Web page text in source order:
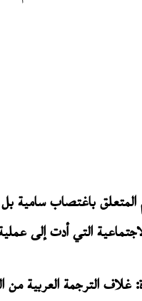
المتعلق باغتصاب سامية
التي أدت إلى
غلاف الترجمة العربية من